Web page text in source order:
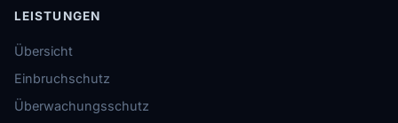
LEISTUNGEN
Übersicht
Einbruchschutz
Überwachungsschutz